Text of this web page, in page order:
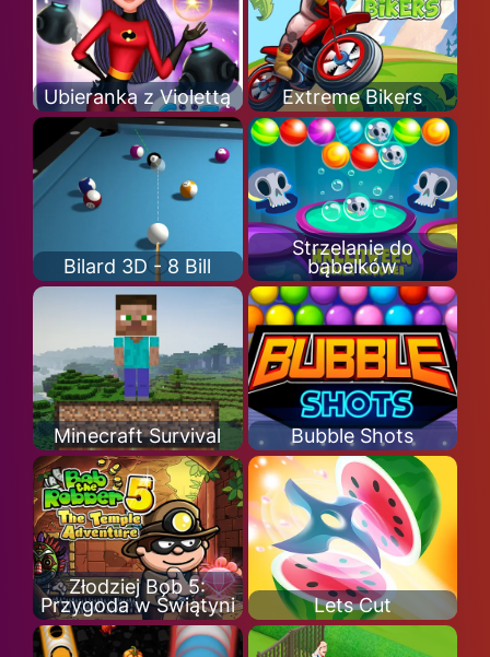
Ubieranka z Violettą Extreme Bikers
Bilard 3D - 8 Bill
Strzelanie do
bąbelków
Minecraft Survival Bubble Shots
Złodziej Bob 5:
Przygoda w Świątyni
Lets Cut